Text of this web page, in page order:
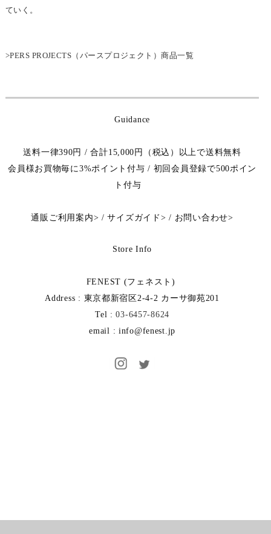
ていく。
>PERS PROJECTS（パースプロジェクト）商品一覧
Guidance
送料一律390円 / 合計15,000円（税込）以上で送料無料
会員様お買物毎に3%ポイント付与 / 初回会員登録で500ポイン
ト付与
通販ご利用案内> /サイズガイド> / お問い合わせ>
Store Info
FENEST (フェネスト)
Address : 東京都新宿区2-4-2 カーサ御苑201
Tel :03-6457-8624
email : info@fenest.jp